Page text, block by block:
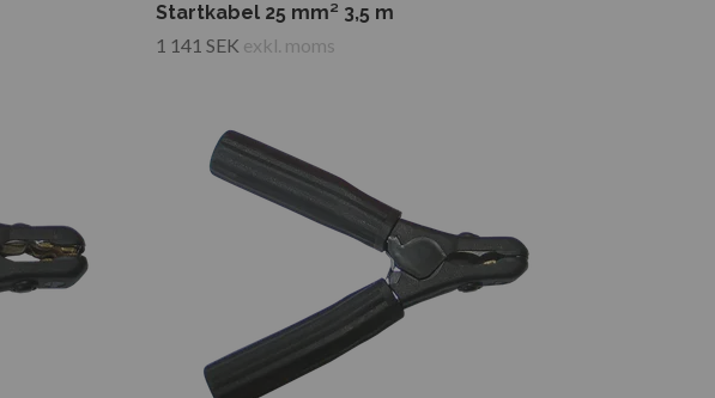
Startkabel 25 mm² 3,5 m
1 141 SEK exkl. moms